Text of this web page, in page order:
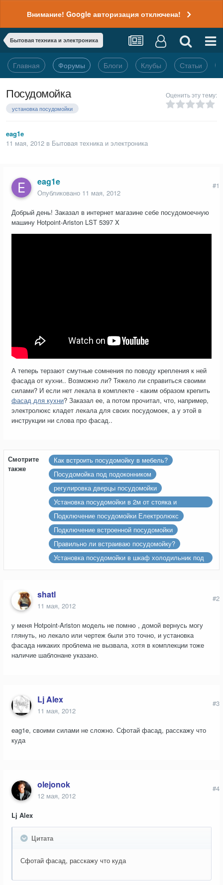
Внимание! Google авторизация отключена!
Бытовая техника и электроника
Главная Форумы Блоги Клубы Статьи
Посудомойка
установка посудомойки
Оценить эту тему:
eag1e
11 мая, 2012 в Бытовая техника и электроника
eag1e
Опубликовано 11 мая, 2012
#1
Добрый день! Заказал в интернет магазине себе посудомоечную
машину Hotpoint-Ariston LST 5397 X
А теперь терзают смутные сомнения по поводу крепления к ней
фасада от кухни.. Возможно ли? Тяжело ли справиться своими
силами? И если нет лекала в комплекте - каким образом крепить
фасад для кухни? Заказал ее, а потом прочитал, что, например,
электролюкс кладет лекала для своих посудомоек, а у этой в
инструкции ни слова про фасад..
Смотрите
также
Как встроить посудомойку в мебель?
Посудомойка под подоконником
регулировка дверцы посудомойки
Установка посудомойки в 2м от стояка и
канализации
Подключение посудомойки Електролюкс
Подключение встроенной посудомойки
Правильно ли встраиваю посудомойку?
Установка посудомойки в шкаф холодильник под
shatl
11 мая, 2012
#2
у меня Hotpoint-Ariston модель не помню , домой вернусь могу
глянуть, но лекало или чертеж были это точно, и установка
фасада никаких проблема не вызвала, хотя в комплекции тоже
наличие шаблонане указано.
Lj Alex
11 мая, 2012
#3
eag1e, своими силами не сложно. Сфотай фасад, расскажу что
куда
olejonok
12 мая, 2012
#4
Lj Alex
Цитата
Сфотай фасад, расскажу что куда